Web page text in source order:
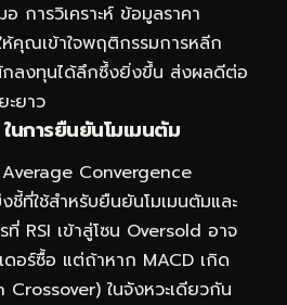
การวิเคราะห์ ข้อมูลราคา
ห้คุณเข้าใจพฤติกรรมการหลีก
กลงทุนได้ลึกซึ้งยิ่งขึ้น ส่งผลดีต่อ
ะยาว
นการยืนยันโมเมนตัม
Convergence
ที่ใช้สำหรับยืนยันโมเมนตัมและ
RSI เข้าสู่โซน Oversold อาจ
ดอร์ซื้อ แต่ถ้าหาก MACD เกิด
ในจังหวะเดียวกัน